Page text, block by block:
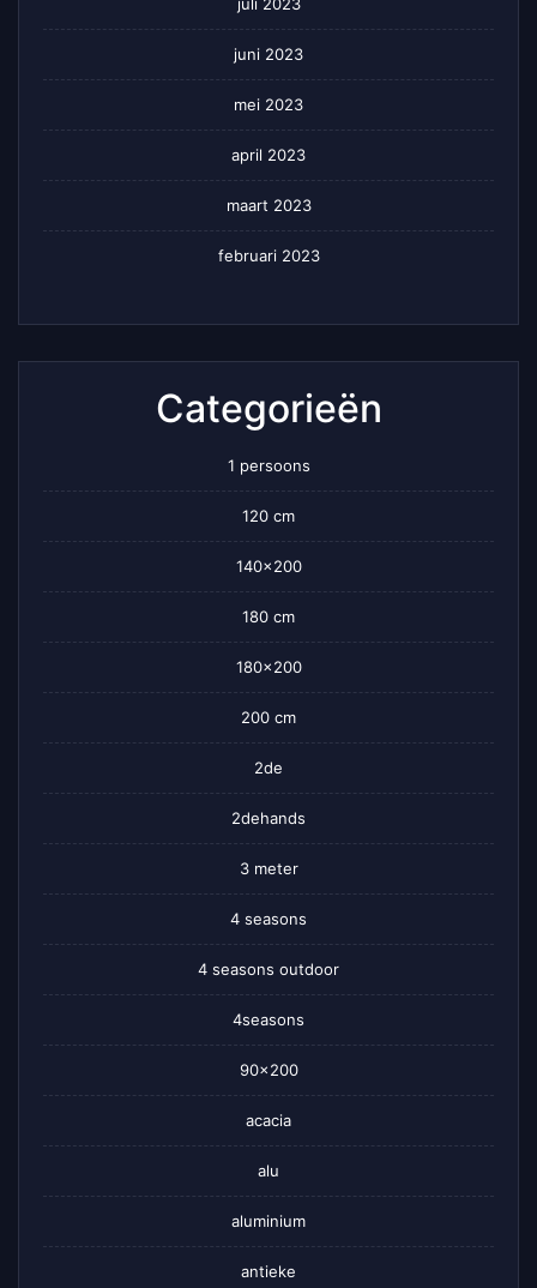
juni 2023
mei 2023
april 2023
maart 2023
februari 2023
Categorieën
1 persoons
120 cm
140×200
180 cm
180×200
200 cm
2de
2dehands
3 meter
4 seasons
4 seasons outdoor
4seasons
90×200
acacia
alu
aluminium
antieke